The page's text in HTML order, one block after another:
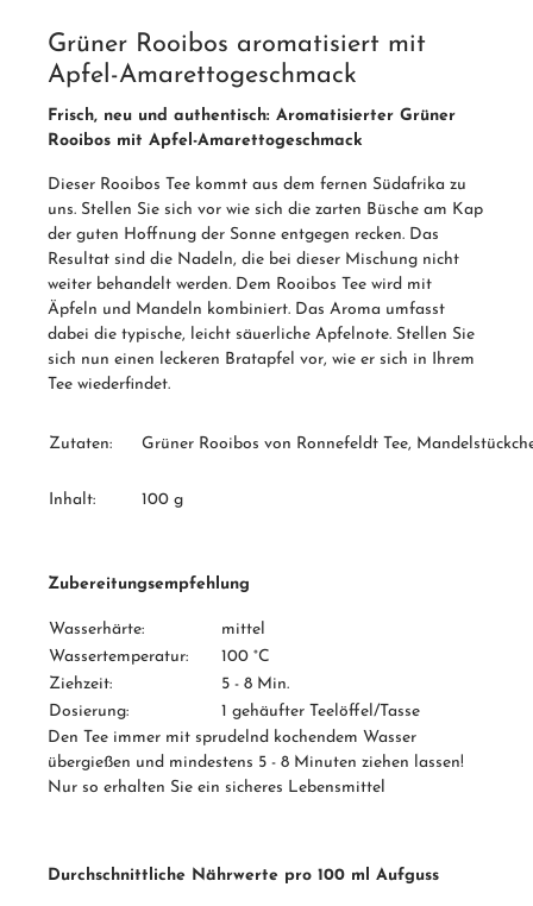
Grüner Rooibos aromatisiert mit
Apfel-Amarettogeschmack
Frisch, neu und authentisch: Aromatisierter Grüner
Rooibos mit Apfel-Amarettogeschmack
Dieser Rooibos Tee kommt aus dem fernen Südafrika zu
uns. Stellen Sie sich vor wie sich die zarten Büsche am Kap
der guten Hoffnung der Sonne entgegen recken. Das
Resultat sind die Nadeln, die bei dieser Mischung nicht
weiter behandelt werden. Dem Rooibos Tee wird mit
Äpfeln und Mandeln kombiniert. Das Aroma umfasst
dabei die typische, leicht säuerliche Apfelnote. Stellen Sie
sich nun einen leckeren Bratapfel vor, wie er sich in Ihrem
Tee wiederfindet.
Zutaten: Grüner Rooibos von Ronnefeldt Tee,
Inhalt: 100 g
Zubereitungsempfehlung
Wasserhärte:
mittel
Wassertemperatur:
100 °C
Ziehzeit:
5 - 8 Min.
Dosierung:
1 gehäufter Teelöffel/Tasse
Den Tee immer mit sprudelnd kochendem Wasser
übergießen und mindestens 5 - 8 Minuten ziehen lassen!
Nur so erhalten Sie ein sicheres Lebensmittel
Durchschnittliche Nährwerte pro 100 ml Aufguss